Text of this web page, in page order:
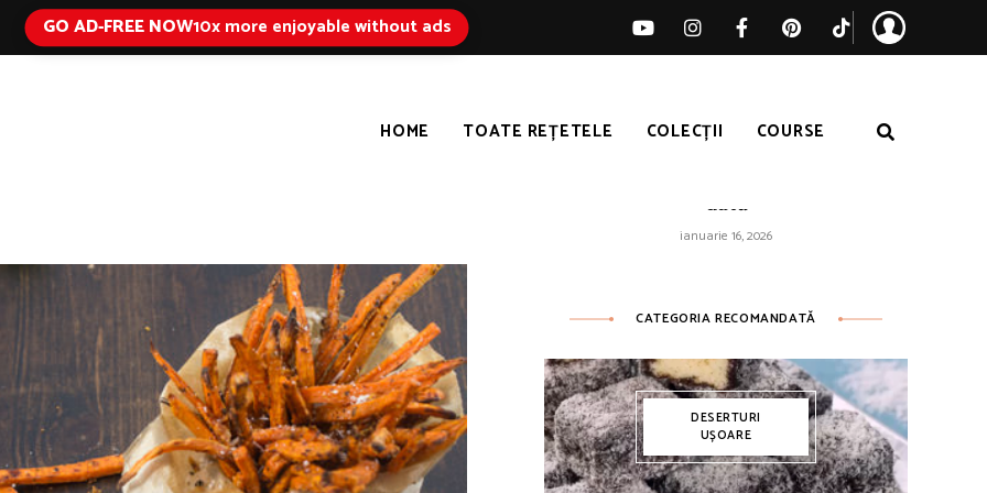
GO AD-FREE NOW10x more enjoyable without ads
HOME TOATE REȚETELE COLECȚII COURSE
dată
ianuarie 16, 2026
CATEGORIA RECOMANDATĂ
DESERTURI
UȘOARE